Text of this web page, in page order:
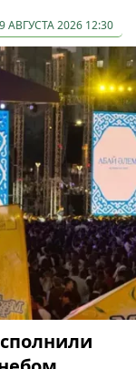
АВГУСТА 2026 12:30